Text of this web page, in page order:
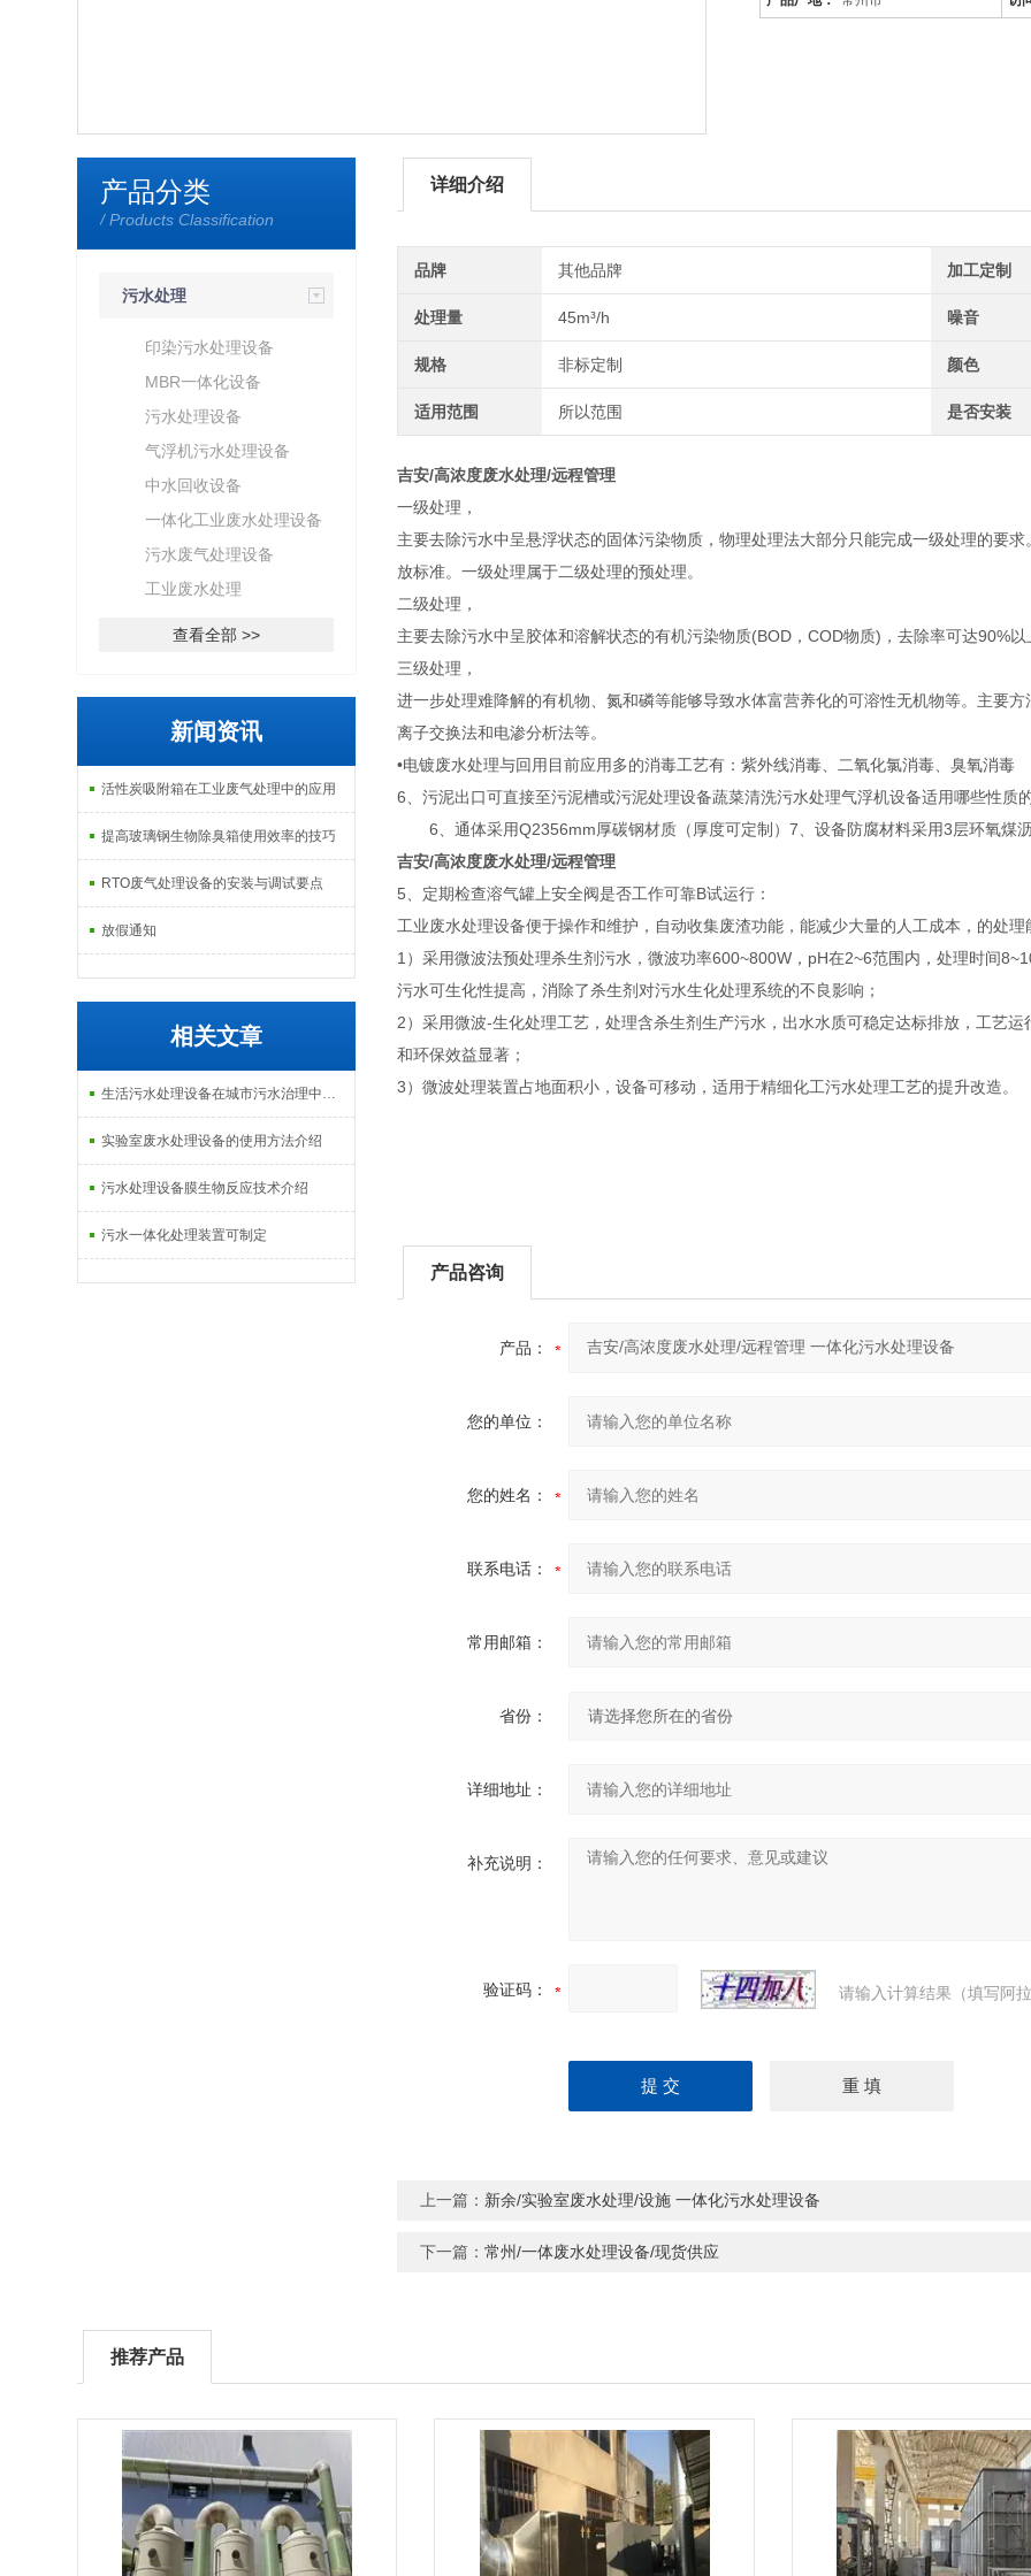
产品分类
/ Products Classification
污水处理
印染污水处理设备
MBR一体化设备
污水处理设备
气浮机污水处理设备
中水回收设备
一体化工业废水处理设备
污水废气处理设备
工业废水处理
查看全部 >>
新闻资讯
活性炭吸附箱在工业废气处理中的应用
提高玻璃钢生物除臭箱使用效率的技巧
RTO废气处理设备的安装与调试要点
放假通知
相关文章
生活污水处理设备在城市污水治理中的应用介绍
实验室废水处理设备的使用方法介绍
污水处理设备膜生物反应技术介绍
污水一体化处理装置可制定
详细介绍
品牌 其他品牌 加工定制
处理量 45m³/h 噪音
规格 非标定制 颜色
适用范围 所以范围 是否安装
吉安/高浓度废水处理/远程管理
一级处理，
主要去除污水中呈悬浮状态的固体污染物质，物理处理法大部分只能完成一级处理的要
放标准。一级处理属于二级处理的预处理。
二级处理，
主要去除污水中呈胶体和溶解状态的有机污染物质(BOD，COD物质)，去除率可达90%以
三级处理，
进一步处理难降解的有机物、氮和磷等能够导致水体富营养化的可溶性无机物等。主要
离子交换法和电渗分析法等。
•电镀废水处理与回用目前应用多的消毒工艺有：紫外线消毒、二氧化氯消毒、臭氧消毒
6、污泥出口可直接至污泥槽或污泥处理设备蔬菜清洗污水处理气浮机设备适用哪些性质
6、通体采用Q2356mm厚碳钢材质（厚度可定制）7、设备防腐材料采用3层环氧煤沥
吉安/高浓度废水处理/远程管理
5、定期检查溶气罐上安全阀是否工作可靠B试运行：
工业废水处理设备便于操作和维护，自动收集废渣功能，能减少大量的人工成本，的处
1）采用微波法预处理杀生剂污水，微波功率600~800W，pH在2~6范围内，处理时间
污水可生化性提高，消除了杀生剂对污水生化处理系统的不良影响；
2）采用微波-生化处理工艺，处理含杀生剂生产污水，出水水质可稳定达标排放，工艺
和环保效益显著；
3）微波处理装置占地面积小，设备可移动，适用于精细化工污水处理工艺的提升改造。
产品咨询
产品：
您的单位：
您的姓名：
联系电话：
常用邮箱：
省份：
详细地址：
补充说明：
验证码： 请输入计算结果（填写阿
上一篇： 新余/实验室废水处理/设施 一体化污水处理设备
下一篇：常州/一体废水处理设备/现货供应
推荐产品